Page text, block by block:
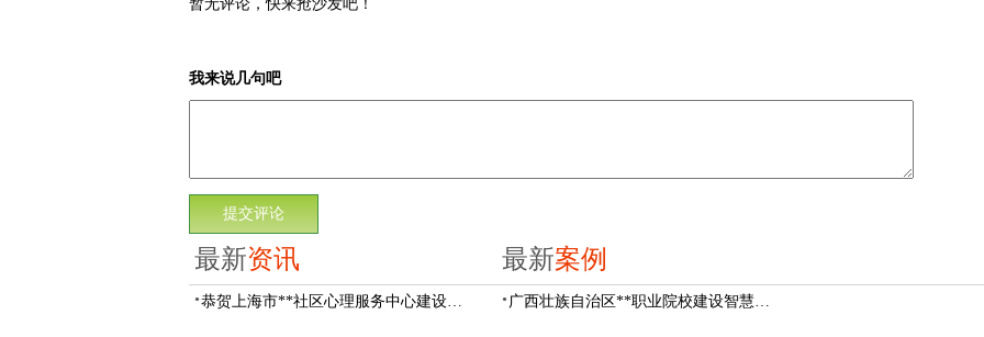
暂无评论，快来抢沙发吧！
我来说几句吧
最新资讯
恭贺上海市**社区心理服务中心建设项目由阳光心健代理商中标
最新案例
广西壮族自治区**职业院校建设智慧校园心理咨询室